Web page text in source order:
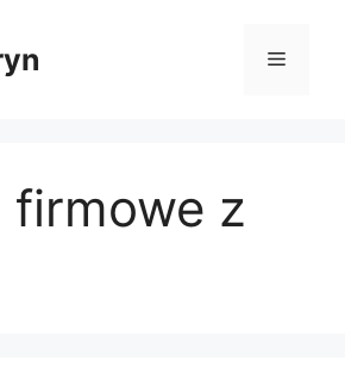
Menu
firmowe z